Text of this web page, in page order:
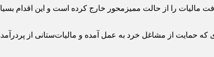
صنف فروشندگان لوازم بهداشتی و ساختمانی تهران خاطرنشان کرد: تبصره ماده 100 دریافت مالیات را از حالت ممیزمحور
کند. به نحوی که حمایت از مشاغل خرد به عمل آمده و مالیات‌ستانی از